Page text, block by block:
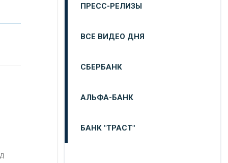
ПРЕСС-РЕЛИЗЫ
ВСЕ ВИДЕО ДНЯ
СБЕРБАНК
АЛЬФА-БАНК
БАНК "ТРАСТ"